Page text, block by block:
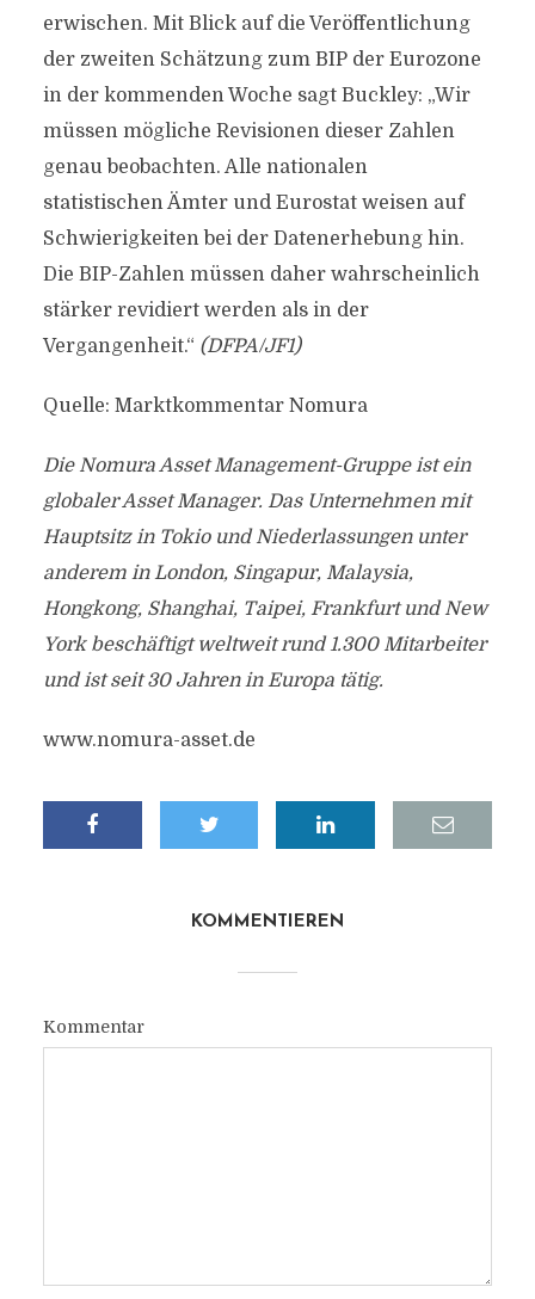
erwischen. Mit Blick auf die Veröffentlichung
der zweiten Schätzung zum BIP der Eurozone
in der kommenden Woche sagt Buckley: „Wir
müssen mögliche Revisionen dieser Zahlen
genau beobachten. Alle nationalen
statistischen Ämter und Eurostat weisen auf
Schwierigkeiten bei der Datenerhebung hin.
Die BIP-Zahlen müssen daher wahrscheinlich
stärker revidiert werden als in der
Vergangenheit.“ (DFPA/JF1)
Quelle: Marktkommentar Nomura
Die Nomura Asset Management-Gruppe ist ein
globaler Asset Manager. Das Unternehmen mit
Hauptsitz in Tokio und Niederlassungen unter
anderem in London, Singapur, Malaysia,
Hongkong, Shanghai, Taipei, Frankfurt und New
York beschäftigt weltweit rund 1.300 Mitarbeiter
und ist seit 30 Jahren in Europa tätig.
www.nomura-asset.de
KOMMENTIEREN
Kommentar